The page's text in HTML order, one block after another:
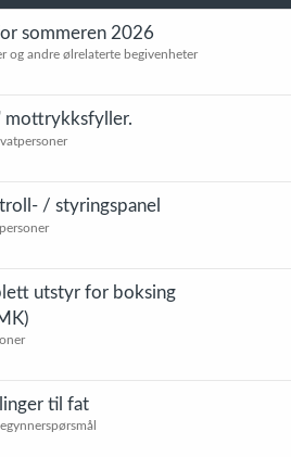
sommeren 2026
og andre ølrelaterte begivenheter
mottrykksfyller.
/ styringspanel
utstyr for boksing
til fat